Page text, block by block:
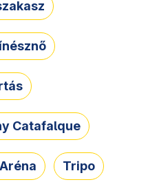
Catafalque
Tripo